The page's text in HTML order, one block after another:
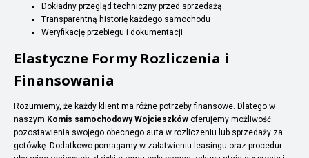
Dokładny przegląd techniczny przed sprzedażą
Transparentną historię każdego samochodu
Weryfikację przebiegu i dokumentacji
Elastyczne Formy Rozliczenia i
Finansowania
Rozumiemy, że każdy klient ma różne potrzeby finansowe. Dlatego w
naszym Komis samochodowy Wojcieszków oferujemy możliwość
pozostawienia swojego obecnego auta w rozliczeniu lub sprzedaży za
gotówkę. Dodatkowo pomagamy w załatwieniu leasingu oraz procedur